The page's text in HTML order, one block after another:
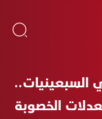
في السبعينيات..
الخصوبة